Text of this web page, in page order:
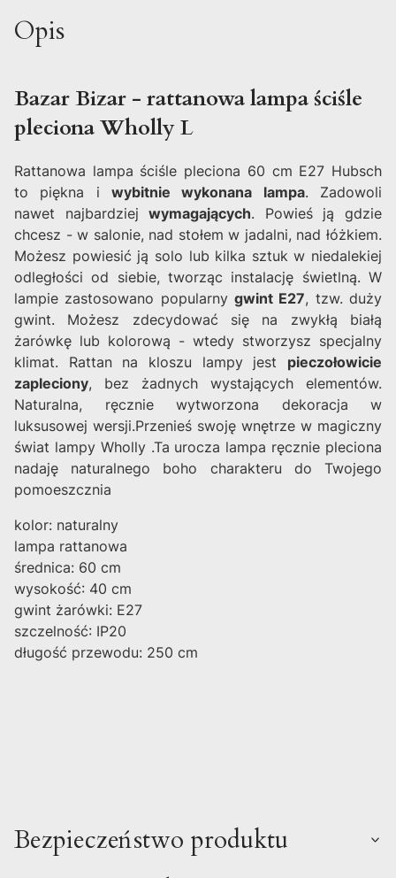
Opis
Bazar Bizar - rattanowa lampa ściśle
pleciona Wholly L
Rattanowa lampa ściśle pleciona 60 cm E27 Hubsch
to piękna i wybitnie wykonana lampa. Zadowoli
nawet najbardziejwymagających. Powieś ją gdzie
chcesz - w salonie, nad stołem w jadalni, nad łóżkiem.
Możesz powiesić ją solo lub kilka sztuk w niedalekiej
odległości od siebie, tworząc instalację świetlną. W
lampie zastosowano popularny gwint E27, tzw. duży
gwint. Możesz zdecydować się na zwykłą białą
żarówkę lub kolorową - wtedy stworzysz specjalny
klimat. Rattan na kloszu lampy jest pieczołowicie
zapleciony, bez żadnych wystających elementów.
Naturalna, ręcznie wytworzona dekoracja w
luksusowej wersji.Przenieś swoję wnętrze w magiczny
świat lampy Wholly .Ta urocza lampa ręcznie pleciona
nadaję naturalnego boho charakteru do Twojego
pomoeszcznia
kolor: naturalny
lampa rattanowa
średnica: 60 cm
wysokość: 40 cm
gwint żarówki: E27
szczelność: IP20
długość przewodu: 250 cm
Bezpieczeństwo produktu